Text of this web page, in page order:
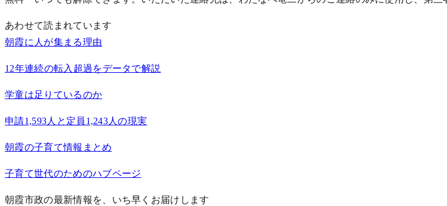
あわせて読まれています
朝霞に人が集まる理由
12年連続の転入超過をデータで解説
学童は足りているのか
申請1,593人と定員1,243人の現実
朝霞の子育て情報まとめ
子育て世代のためのハブページ
朝霞市政の最新情報を、いち早くお届けします